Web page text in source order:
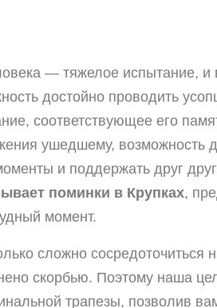
— тяжелое испытание, и
достойно проводить
соответствующее его
ушедшему, возможность
и поддержать друг
поминки в Крупках,
момент.
сложно сосредоточиться
скорбью. Поэтому наша
трапезы, позволив